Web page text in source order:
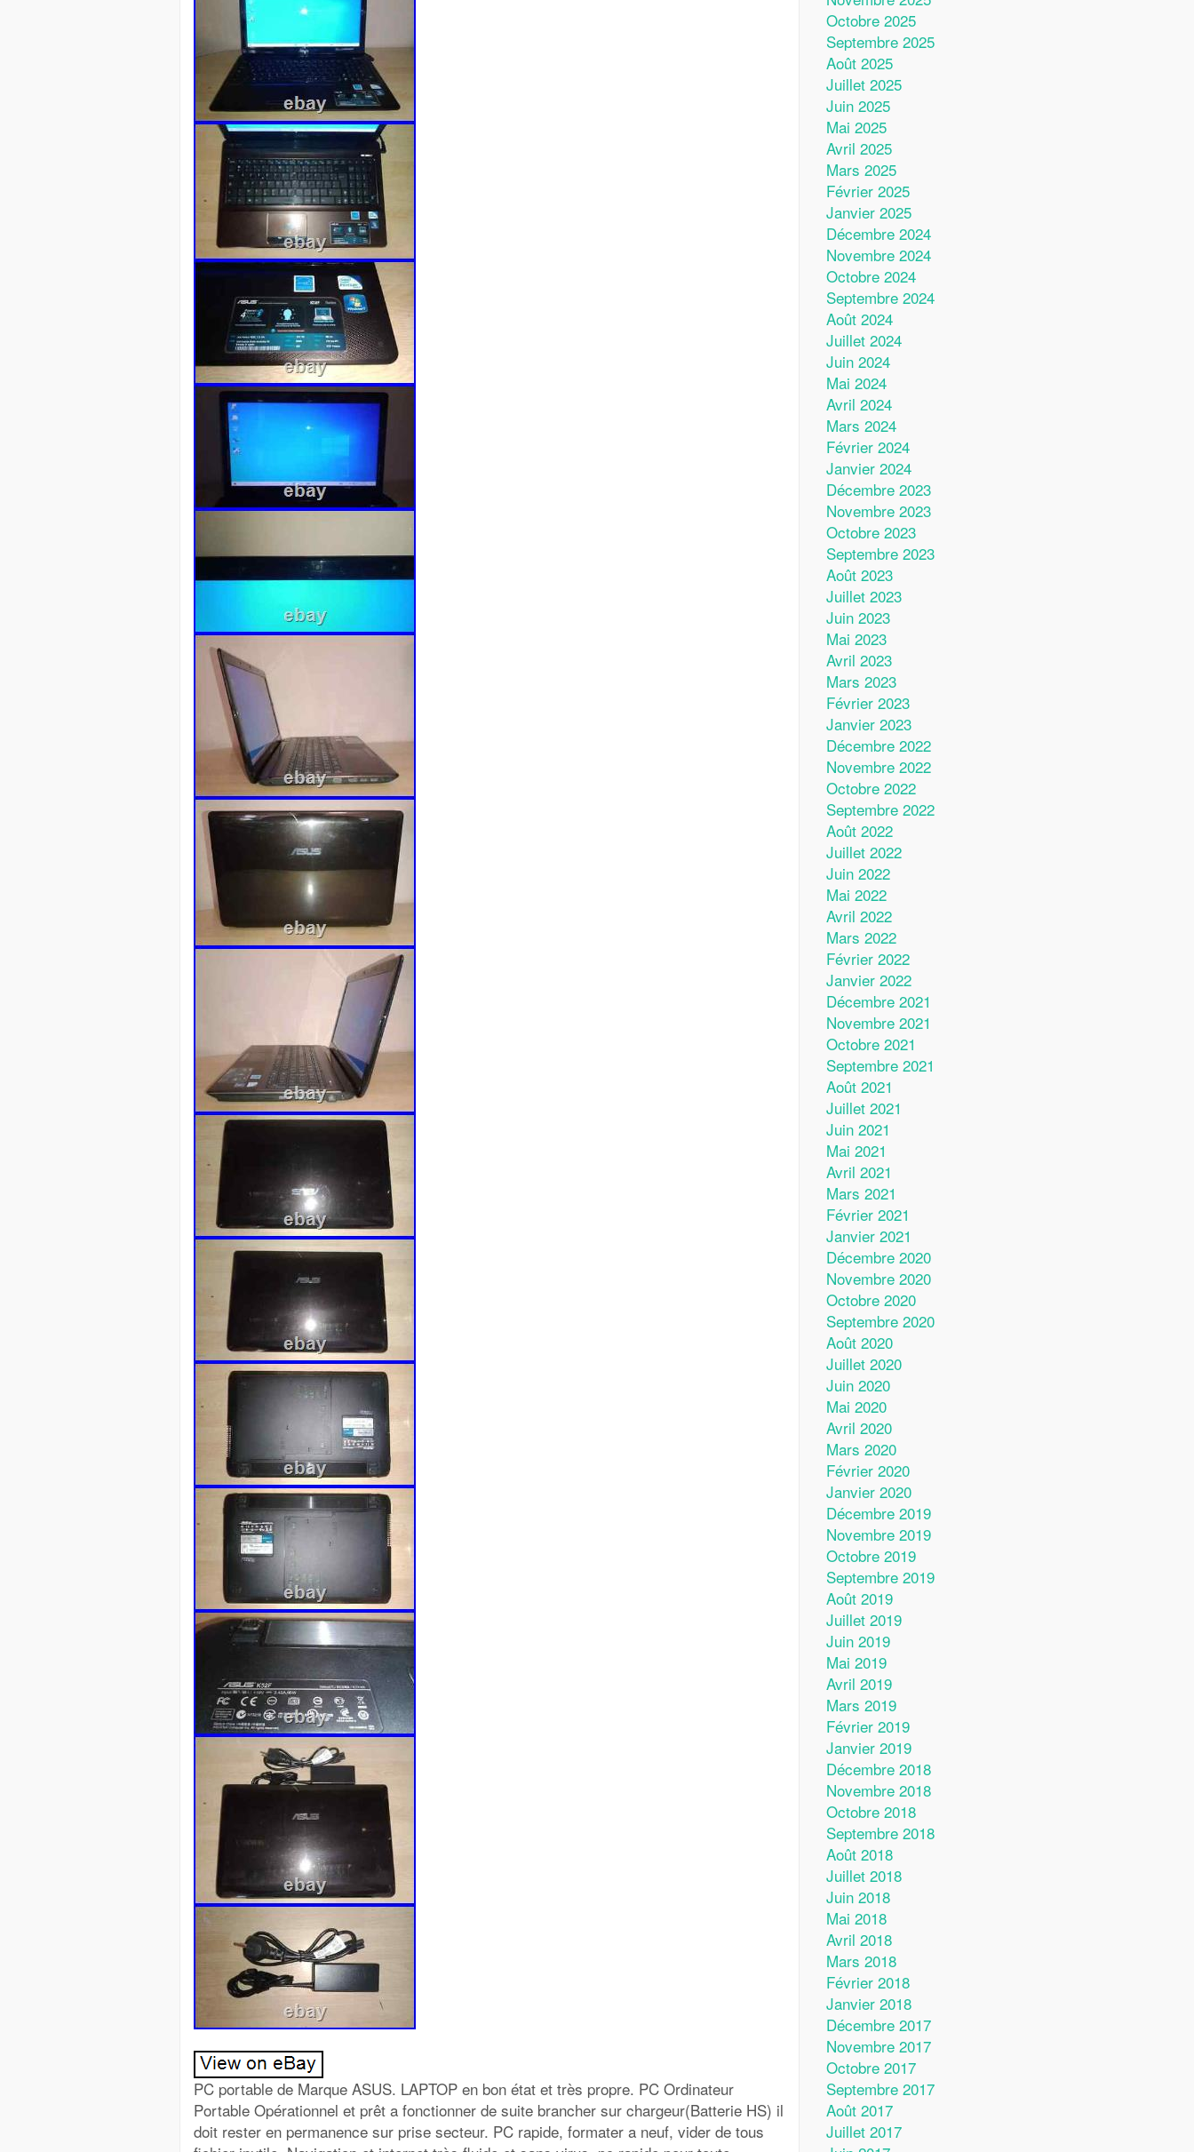
PC portable de Marque ASUS. LAPTOP en bon état et très propre. PC Ordinateur
Portable Opérationnel et prêt a fonctionner de suite brancher sur chargeur(Batterie HS) il
doit rester en permanence sur prise secteur. PC rapide, formater a neuf, vider de tous
Octobre 2025
Septembre 2025
Août 2025
Juillet 2025
Juin 2025
Mai 2025
Avril 2025
Mars 2025
Février 2025
Janvier 2025
Décembre 2024
Novembre 2024
Octobre 2024
Septembre 2024
Août 2024
Juillet 2024
Juin 2024
Mai 2024
Avril 2024
Mars 2024
Février 2024
Janvier 2024
Décembre 2023
Novembre 2023
Octobre 2023
Septembre 2023
Août 2023
Juillet 2023
Juin 2023
Mai 2023
Avril 2023
Mars 2023
Février 2023
Janvier 2023
Décembre 2022
Novembre 2022
Octobre 2022
Septembre 2022
Août 2022
Juillet 2022
Juin 2022
Mai 2022
Avril 2022
Mars 2022
Février 2022
Janvier 2022
Décembre 2021
Novembre 2021
Octobre 2021
Septembre 2021
Août 2021
Juillet 2021
Juin 2021
Mai 2021
Avril 2021
Mars 2021
Février 2021
Janvier 2021
Décembre 2020
Novembre 2020
Octobre 2020
Septembre 2020
Août 2020
Juillet 2020
Juin 2020
Mai 2020
Avril 2020
Mars 2020
Février 2020
Janvier 2020
Décembre 2019
Novembre 2019
Octobre 2019
Septembre 2019
Août 2019
Juillet 2019
Juin 2019
Mai 2019
Avril 2019
Mars 2019
Février 2019
Janvier 2019
Décembre 2018
Novembre 2018
Octobre 2018
Septembre 2018
Août 2018
Juillet 2018
Juin 2018
Mai 2018
Avril 2018
Mars 2018
Février 2018
Janvier 2018
Décembre 2017
Novembre 2017
Octobre 2017
Septembre 2017
Août 2017
Juillet 2017